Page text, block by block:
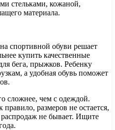
стельками, кожаной,
материала.
спортивной обуви решает
купить качественные
бега, прыжков. Ребенку
а удобная обувь поможет
сложнее, чем с одеждой.
размеров не остается,
не бывает. Ищите